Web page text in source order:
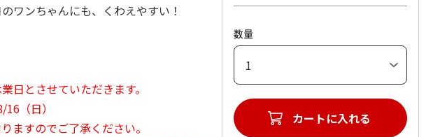
ワンちゃんにも、くわえやすい！
日とさせていただきます。
（日）
ますのでご了承ください。
数量
カートに入れる